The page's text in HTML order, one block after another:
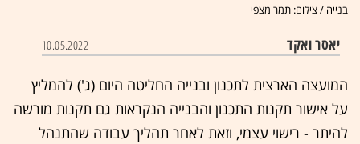
בנייה / צילום: תמר מצפי
יאסר ואקד 10.05.2022
המועצה הארצית לתכנון ובנייה החליטה היום (ג') להמליץ
על אישור תקנות התכנון והבנייה הנקראות גם תקנות מורשה
להיתר - רישוי עצמי, וזאת לאחר תהליך עבודה שהתנהל